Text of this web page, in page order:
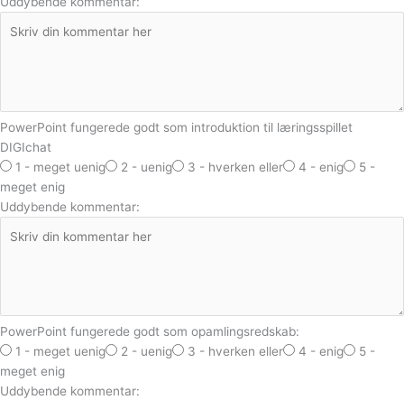
PowerPoint fungerede godt som introduktion til læringsspillet
DIGIchat
1 - meget uenig
2 - uenig 3 - hverken eller 4 - enig
5 -
meget enig
Uddybende kommentar:
PowerPoint fungerede godt som opamlingsredskab:
1 - meget uenig
2 - uenig 3 - hverken eller 4 - enig
5 -
meget enig
Uddybende kommentar: